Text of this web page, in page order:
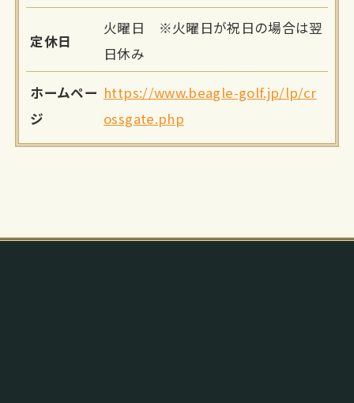
定休日
火曜日 ※火曜日が祝日の場合は翌
日休み
ホームペー
ジ
https://www.beagle-golf.jp/lp/cr
ossgate.php